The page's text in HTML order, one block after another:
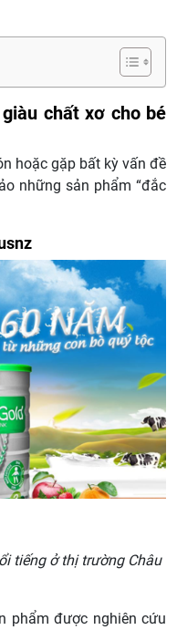
chất xơ cho bé
hoặc gặp bất kỳ vấn đề
những sản phẩm “đắc
tiếng ở thị trường Châu
phẩm được nghiên cứu